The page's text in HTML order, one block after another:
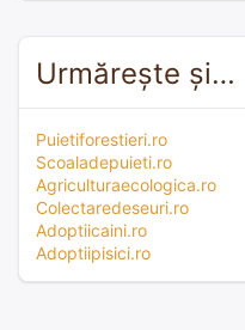
Urmărește și…
Puietiforestieri.ro
Scoaladepuieti.ro
Agriculturaecologica.ro
Colectaredeseuri.ro
Adoptiicaini.ro
Adoptiipisici.ro